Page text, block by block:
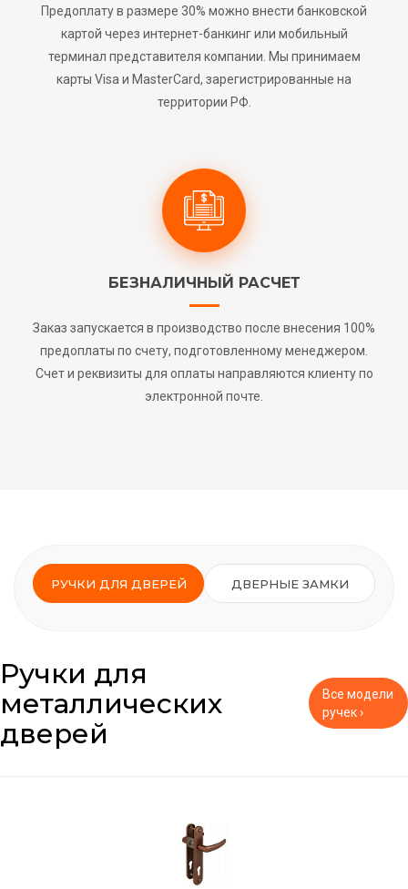
Предоплату в размере 30% можно внести банковской
картой через интернет-банкинг или мобильный
терминал представителя компании. Мы принимаем
карты Visa и MasterCard, зарегистрированные на
территории РФ.
БЕЗНАЛИЧНЫЙ РАСЧЕТ
Заказ запускается в производство после внесения 100%
предоплаты по счету, подготовленному менеджером.
Счет и реквизиты для оплаты направляются клиенту по
электронной почте.
РУЧКИ ДЛЯ ДВЕРЕЙ ДВЕРНЫЕ ЗАМКИ
Ручки для
металлических
дверей
Все модели
ручек ›